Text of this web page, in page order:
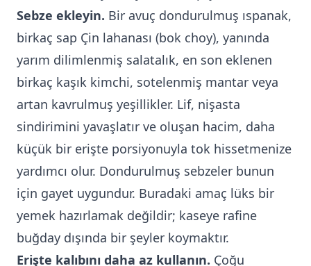
Sebze ekleyin. Bir avuç dondurulmuş ıspanak,
birkaç sap Çin lahanası (bok choy), yanında
yarım dilimlenmiş salatalık, en son eklenen
birkaç kaşık kimchi, sotelenmiş mantar veya
artan kavrulmuş yeşillikler. Lif, nişasta
sindirimini yavaşlatır ve oluşan hacim, daha
küçük bir erişte porsiyonuyla tok hissetmenize
yardımcı olur. Dondurulmuş sebzeler bunun
için gayet uygundur. Buradaki amaç lüks bir
yemek hazırlamak değildir; kaseye rafine
buğday dışında bir şeyler koymaktır.
Erişte kalıbını daha az kullanın. Çoğu